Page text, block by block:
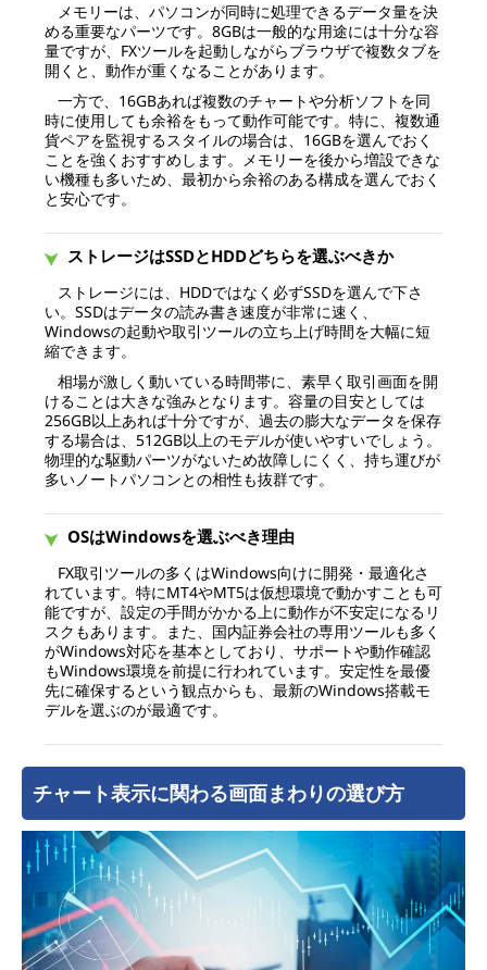
メモリーは、パソコンが同時に処理できるデータ量を決
める重要なパーツです。8GBは一般的な用途には十分な容
量ですが、FXツールを起動しながらブラウザで複数タブを
開くと、動作が重くなることがあります。
一方で、16GBあれば複数のチャートや分析ソフトを同
時に使用しても余裕をもって動作可能です。特に、複数通
貨ペアを監視するスタイルの場合は、16GBを選んでおく
ことを強くおすすめします。メモリーを後から増設できな
い機種も多いため、最初から余裕のある構成を選んでおく
と安心です。
ストレージはSSDとHDDどちらを選ぶべきか
ストレージには、HDDではなく必ずSSDを選んで下さ
い。SSDはデータの読み書き速度が非常に速く、
Windowsの起動や取引ツールの立ち上げ時間を大幅に短
縮できます。
相場が激しく動いている時間帯に、素早く取引画面を開
けることは大きな強みとなります。容量の目安としては
256GB以上あれば十分ですが、過去の膨大なデータを保存
する場合は、512GB以上のモデルが使いやすいでしょう。
物理的な駆動パーツがないため故障しにくく、持ち運びが
多いノートパソコンとの相性も抜群です。
OSはWindowsを選ぶべき理由
FX取引ツールの多くはWindows向けに開発・最適化さ
れています。特にMT4やMT5は仮想環境で動かすことも可
能ですが、設定の手間がかかる上に動作が不安定になるリ
スクもあります。また、国内証券会社の専用ツールも多く
がWindows対応を基本としており、サポートや動作確認
もWindows環境を前提に行われています。安定性を最優
先に確保するという観点からも、最新のWindows搭載モ
デルを選ぶのが最適です。
チャート表示に関わる画面まわりの選び方